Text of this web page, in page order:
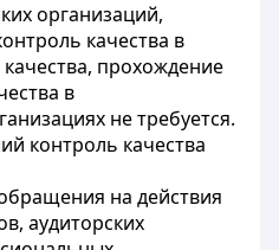
организаций,
качества в
прохождение
в
не требуется.
контроль качества
на действия
аудиторских